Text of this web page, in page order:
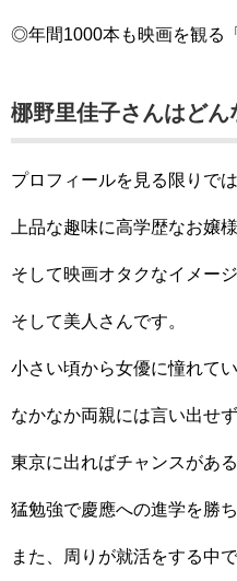
◎年間1000本も映画を観る
梛野里佳子さんはどん
プロフィールを見る限りでは
上品な趣味に高学歴なお嬢様
そして映画オタクなイメージ
そして美人さんです。
小さい頃から女優に憧れてい
なかなか両親には言い出せず
東京に出ればチャンスがある
猛勉強で慶應への進学を勝
また、周りが就活をする中で